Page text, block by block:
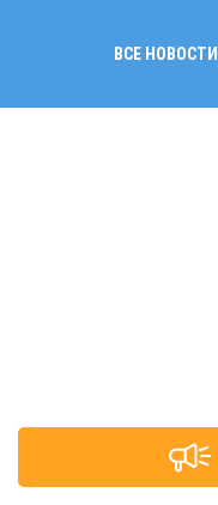
ВСЕ НОВОСТИ